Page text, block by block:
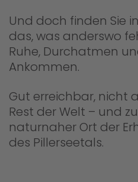
Und doch finden Sie
das, was anderswo
Ruhe, Durchatmen
Ankommen.
Gut erreichbar, nicht
Rest der Welt – und
naturnaher Ort der
des Pillerseetals.